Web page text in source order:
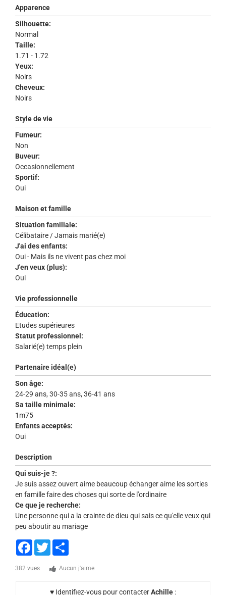
Apparence
Silhouette:
Normal
Taille:
1.71 - 1.72
Yeux:
Noirs
Cheveux:
Noirs
Style de vie
Fumeur:
Non
Buveur:
Occasionnellement
Sportif:
Oui
Maison et famille
Situation familiale:
Célibataire / Jamais marié(e)
J'ai des enfants:
Oui - Mais ils ne vivent pas chez moi
J'en veux (plus):
Oui
Vie professionnelle
Éducation:
Etudes supérieures
Statut professionnel:
Salarié(e) temps plein
Partenaire idéal(e)
Son âge:
24-29 ans, 30-35 ans, 36-41 ans
Sa taille minimale:
1m75
Enfants acceptés:
Oui
Description
Qui suis-je ?:
Je suis assez ouvert aime beaucoup échanger aime les sorties
en famille faire des choses qui sorte de l'ordinaire
Ce que je recherche:
Une personne qui a la crainte de dieu qui sais ce qu'elle veux qui
peu aboutir au mariage
Facebook
Twitter
382 vues Aucun j'aime
♥ Identifiez-vous pour contacterAchille :